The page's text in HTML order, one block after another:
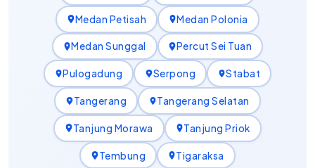
Medan Petisah Medan Polonia
Medan Sunggal Percut Sei Tuan
Pulogadung Serpong Stabat
Tangerang Tangerang Selatan
Tanjung Morawa Tanjung Priok
Tembung Tigaraksa